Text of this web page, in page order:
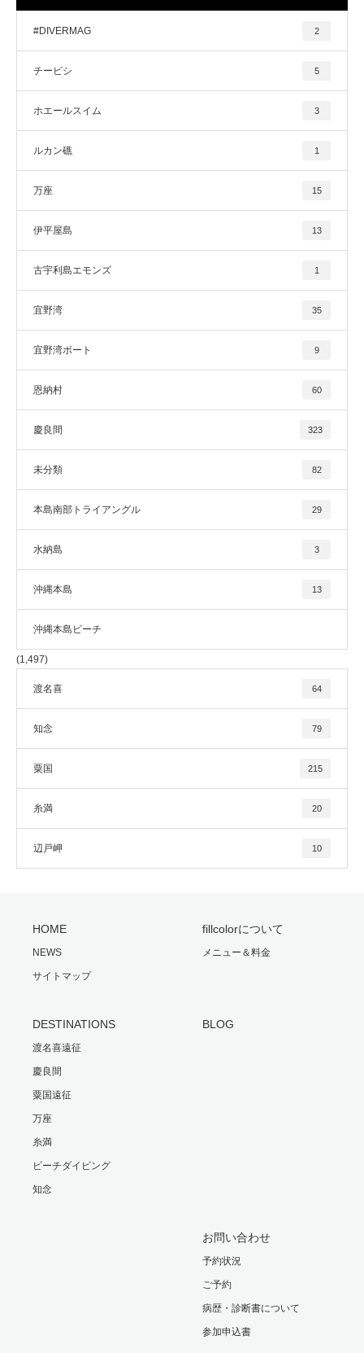
#DIVERMAG 2
チービシ 5
ホエールスイム 3
ルカン礁 1
万座 15
伊平屋島 13
古宇利島エモンズ 1
宜野湾 35
宜野湾ボート 9
恩納村 60
慶良間 323
未分類 82
本島南部トライアングル 29
水納島 3
沖縄本島 13
沖縄本島ビーチ
(1,497)
渡名喜 64
知念 79
粟国 215
糸満 20
辺戸岬 10
HOME
NEWS
サイトマップ
fillcolorについて
メニュー＆料金
DESTINATIONS
渡名喜遠征
慶良間
粟国遠征
万座
糸満
ビーチダイビング
知念
BLOG
お問い合わせ
予約状況
ご予約
病歴・診断書について
参加申込書